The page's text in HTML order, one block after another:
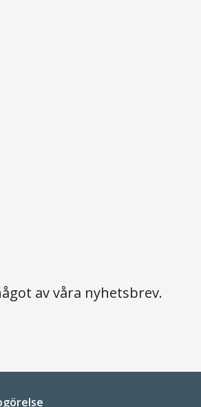
av våra nyhetsbrev.